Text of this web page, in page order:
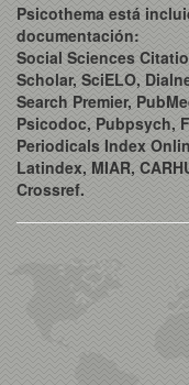
Psicothema está
documentación:
Social Sciences
Scholar, SciELO,
Search Premier,
Psicodoc, Pubpsych,
Periodicals Index
Latindex, MIAR,
Crossref.